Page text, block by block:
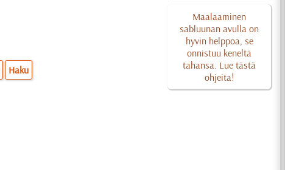
Maalaaminen
sabluunan avulla on
hyvin helppoa, se
onnistuu keneltä
tahansa. Lue tästä
ohjeita!
Haku